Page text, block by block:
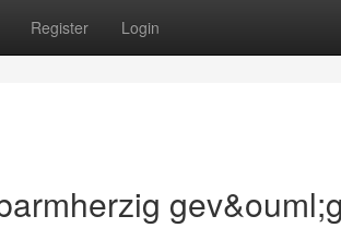
Register Login